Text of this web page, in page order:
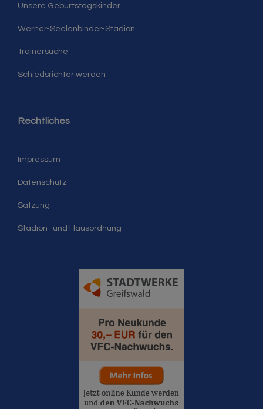
Unsere Geburtstagskinder
Werner-Seelenbinder-Stadion
Trainersuche
Schiedsrichter werden
Rechtliches
Impressum
Datenschutz
Satzung
Stadion- und Hausordnung